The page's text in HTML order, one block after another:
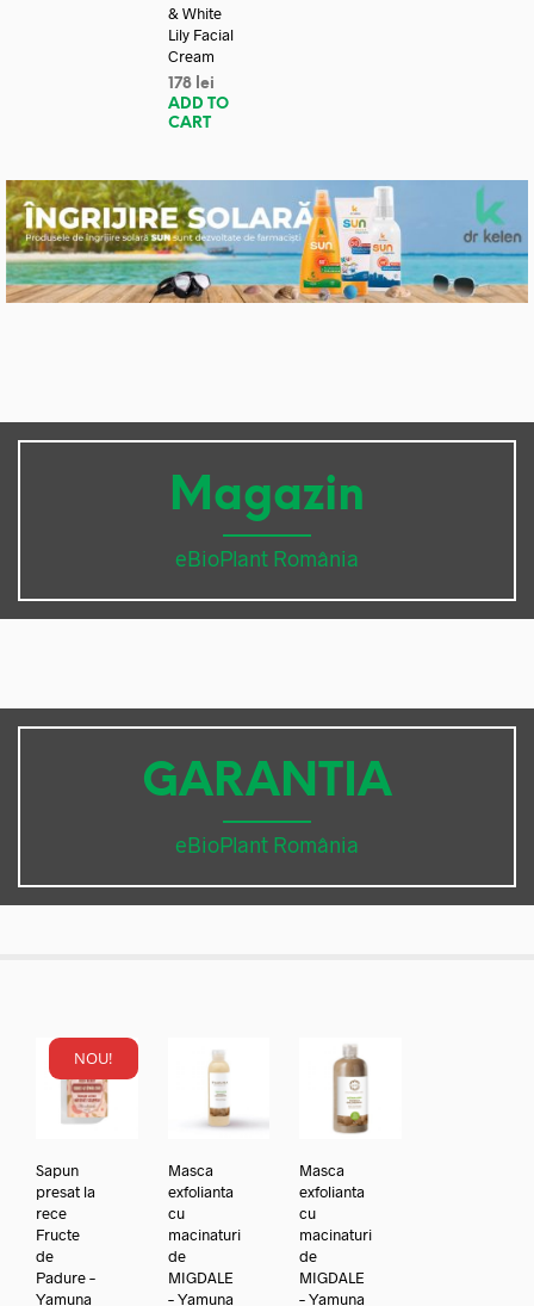
& White
Lily Facial
Cream
178 lei
ADD TO
CART
Magazin
eBioPlant România
GARANTIA
eBioPlant România
NOU!
Sapun
presat la
rece
Fructe
de
Padure –
Yamuna
Masca
exfolianta
cu
macinaturi
de
MIGDALE
– Yamuna
Masca
exfolianta
cu
macinaturi
de
MIGDALE
– Yamuna